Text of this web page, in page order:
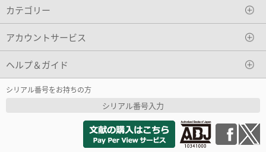
カテゴリー
アカウントサービス
ヘルプ＆ガイド
シリアル番号をお持ちの方
シリアル番号入力